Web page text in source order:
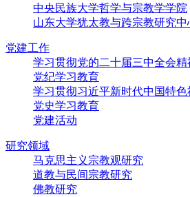
中央民族大学哲学与宗教学学院
山东大学犹太教与跨宗教研究中
党建工作
学习贯彻党的二十届三中全会精
党纪学习教育
学习贯彻习近平新时代中国特
党史学习教育
党建活动
研究领域
马克思主义宗教观研究
道教与民间宗教研究
佛教研究